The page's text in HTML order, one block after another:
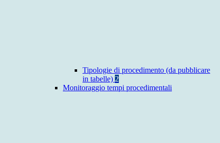
Tipologie di procedimento (da pubblicare
in tabelle) 2
Monitoraggio tempi procedimentali